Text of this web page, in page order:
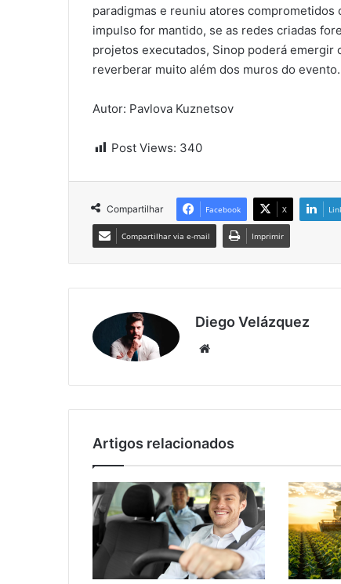
paradigmas e reuniu atores
impulso for mantido, se as redes criadas
projetos executados, Sinop poderá
reverberar muito além dos muros do evento.
Autor: Pavlova Kuznetsov
Post Views: 340
Compartilhar Facebook X
Compartilhar via e-mail Imprimir
Diego Velázquez
Artigos relacionados